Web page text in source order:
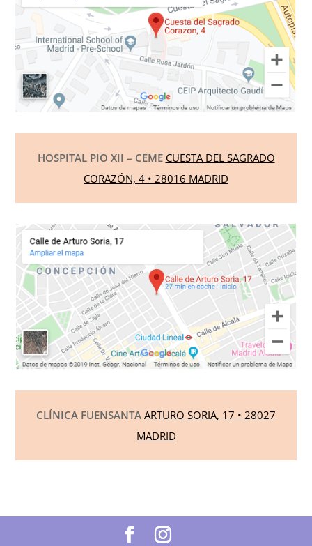
HOSPITAL PIO XII – CEME CUESTA DEL SAGRADO
CORAZÓN, 4 • 28016 MADRID
CLÍNICA FUENSANTA ARTURO SORIA, 17 • 28027
MADRID